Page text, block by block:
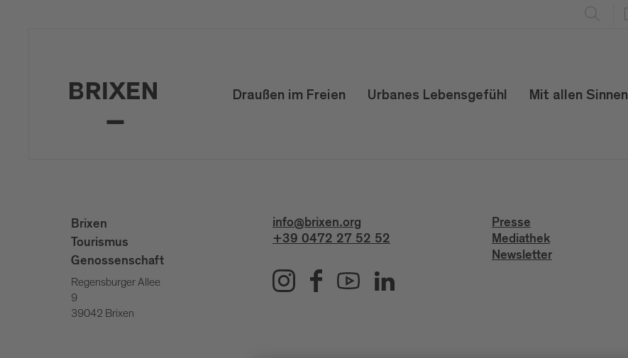
Draußen im Freien Urbanes Lebensgefühl Mit allen Sinnen
Brixen
Tourismus
Genossenschaft
Regensburger Allee
9
39042 Brixen
info@brixen.org
+39 0472 27 52 52
Presse
Mediathek
Newsletter